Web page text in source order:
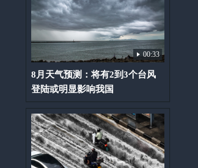
00:33
8月天气预测：将有2到3个台风
登陆或明显影响我国